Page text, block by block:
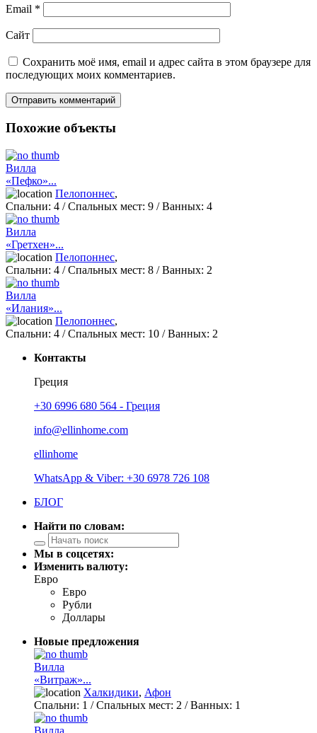
Email *
Сайт
Сохранить моё имя, email и адрес сайта в этом браузере для
последующих моих комментариев.
Похожие объекты
Вилла
«Пефко»...
Пелопоннес,
Спальни: 4 / Спальных мест: 9 /Ванных: 4
Вилла
«Гретхен»...
Пелопоннес,
Спальни: 4 / Спальных мест: 8 /Ванных: 2
Вилла
«Илания»...
Пелопоннес,
Спальни: 4 / Спальных мест: 10 /Ванных: 2
Контакты
Греция
+30 6996 680 564 - Греция
info@ellinhome.com
ellinhome
WhatsApp & Viber: +30 6978 726 108
БЛОГ
Найти по словам:
Мы в соцсетях:
Изменить валюту:
Евро
Евро
Рубли
Доллары
Новые предложения
Вилла
«Витраж»...
Халкидики, Афон
Спальни: 1 / Спальных мест: 2 /Ванных: 1